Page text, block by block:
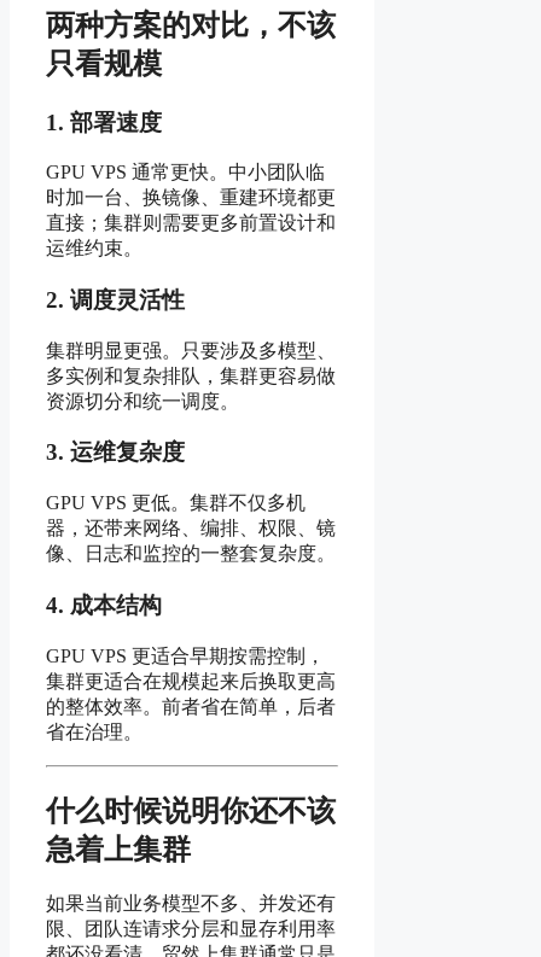
两种方案的对比，不该
只看规模
1. 部署速度
GPU VPS 通常更快。中小团队临
时加一台、换镜像、重建环境都更
直接；集群则需要更多前置设计和
运维约束。
2. 调度灵活性
集群明显更强。只要涉及多模型、
多实例和复杂排队，集群更容易做
资源切分和统一调度。
3. 运维复杂度
GPU VPS 更低。集群不仅多机
器，还带来网络、编排、权限、镜
像、日志和监控的一整套复杂度。
4. 成本结构
GPU VPS 更适合早期按需控制，
集群更适合在规模起来后换取更高
的整体效率。前者省在简单，后者
省在治理。
什么时候说明你还不该
急着上集群
如果当前业务模型不多、并发还有
限、团队连请求分层和显存利用率